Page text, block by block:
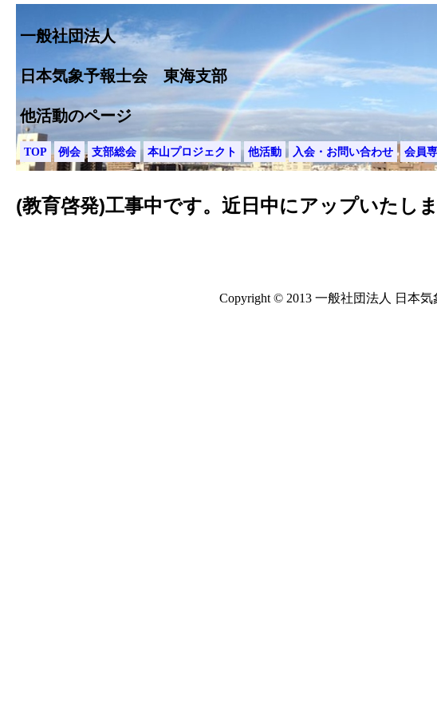
一般社団法人
日本気象予報士会 東海支部
他活動のページ
TOP 例会 支部総会 本山プロジェクト 他活動 入会・お問い合わせ 会員
(教育啓発)工事中です。近日中にアップいたし
Copyright © 2013 一般社団法人 日本